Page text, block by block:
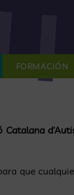
FORMACIÓN
Catalana
que